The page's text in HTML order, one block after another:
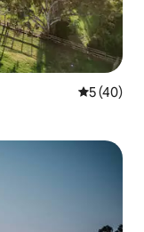
5 av 5 i
5 (40)